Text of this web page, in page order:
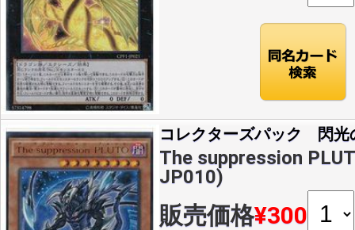
コレクターズパック 閃光
The suppression
JP010)
販売価格¥300